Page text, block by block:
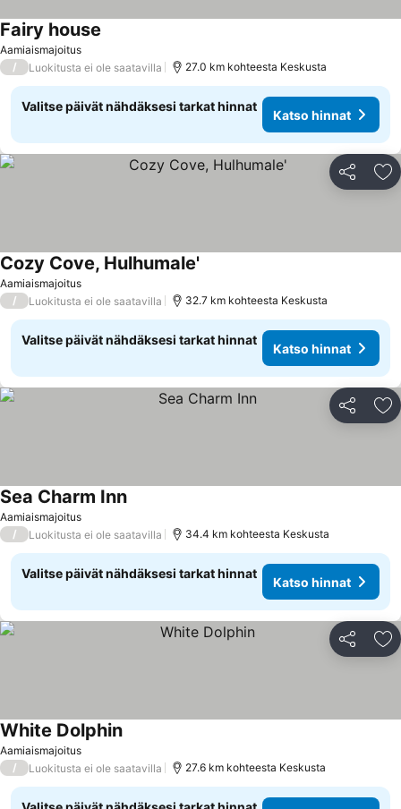
Aamiaismajoitus
Fairy house
/ Luokitusta ei ole saatavilla 27.0 km kohteesta Keskusta
Valitse päivät nähdäksesi tarkat hinnat
Katso hinnat
Jaa
Aamiaismajoitus
Cozy Cove, Hulhumale'
/ Luokitusta ei ole saatavilla 32.7 km kohteesta Keskusta
Valitse päivät nähdäksesi tarkat hinnat
Katso hinnat
Jaa
Aamiaismajoitus
Sea Charm InnKatso hinnat
/ Luokitusta ei ole saatavilla 34.4 km kohteesta Keskusta
Valitse päivät nähdäksesi tarkat hinnat
Katso hinnat
Jaa
Aamiaismajoitus
White DolphinKatso hinnat
/ Luokitusta ei ole saatavilla 27.6 km kohteesta Keskusta